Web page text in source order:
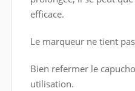
efficace.
Le marqueur ne tient
Bien refermer le
utilisation.